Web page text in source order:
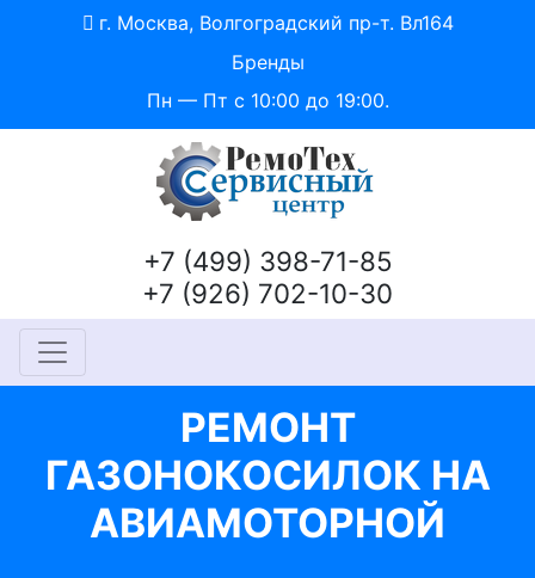
г. Москва, Волгоградский пр-т. Вл164
Бренды
Пн — Пт с 10:00 до 19:00.
+7 (499) 398-71-85
+7 (926) 702-10-30
РЕМОНТ
ГАЗОНОКОСИЛОК НА
АВИАМОТОРНОЙ